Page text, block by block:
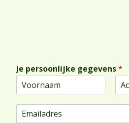
Je persoonlijke gegevens*
m